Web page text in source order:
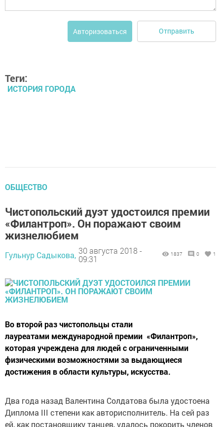
Авторизоваться Отправить
Теги:
ИСТОРИЯ ГОРОДА
ОБЩЕСТВО
Чистопольский дуэт удостоился премии
«Филантроп». Он поражают своим
жизнелюбием
Гульнур Садыкова, 30 августа 2018 -
09:31
1837 0 1
Во второй раз чистопольцы стали
лауреатами международной премии «Филантроп»,
которая учреждена для людей с ограниченными
физическими возможностями за выдающиеся
достижения в области культуры, искусства.
Два года назад Валентина Солдатова была удостоена
Диплома III степени как авторисполнитель. На сей раз
ей, как постановщику танцев, удалось покорить членов